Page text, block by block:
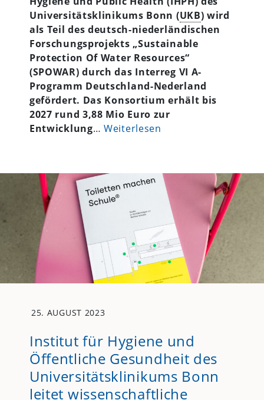
Universitätsklinikums Bonn (UKB) wird
als Teil des deutsch-niederländischen
Forschungsprojekts „Sustainable
Protection Of Water Resources“
(SPOWAR) durch das Interreg VI A-
Programm Deutschland-Nederland
gefördert. Das Konsortium erhält bis
2027 rund 3,88 Mio Euro zur
Entwicklung…Weiterlesen
25. AUGUST 2023
Institut für Hygiene und
Öffentliche Gesundheit des
Universitätsklinikums Bonn
leitet wissenschaftliche